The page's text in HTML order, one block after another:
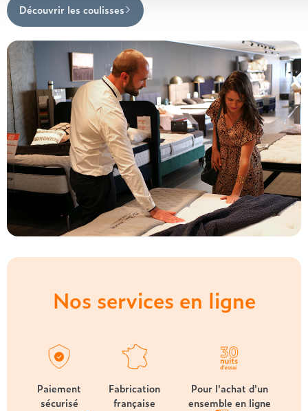
Découvrir les coulisses
Nos services en ligne
Paiement
sécurisé
Fabrication
française
Pour l'achat d'un
ensemble en ligne